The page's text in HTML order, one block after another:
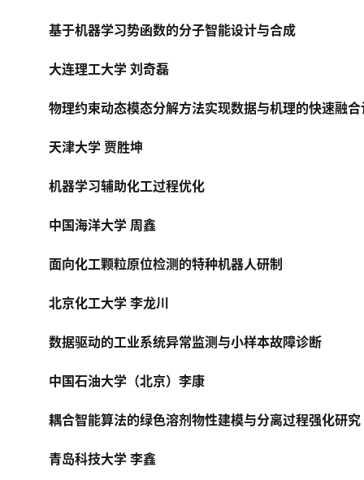
基于机器学习势函数的分子智能设计与合成
大连理工大学 刘奇磊
物理约束动态模态分解方法实现数据与机理的快速融合
天津大学 贾胜坤
机器学习辅助化工过程优化
中国海洋大学 周鑫
面向化工颗粒原位检测的特种机器人研制
北京化工大学 李龙川
数据驱动的工业系统异常监测与小样本故障诊断
中国石油大学（北京）李康
耦合智能算法的绿色溶剂物性建模与分离过程强化研究
青岛科技大学 李鑫